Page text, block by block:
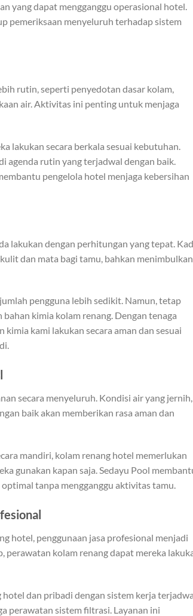
yang dapat mengganggu operasional hotel.
pemeriksaan menyeluruh terhadap sistem
rutin, seperti penyedotan dasar kolam,
air. Aktivitas ini penting untuk menjaga
lakukan secara berkala sesuai kebutuhan.
agenda rutin yang terjadwal dengan baik.
pengelola hotel menjaga kebersihan
lakukan dengan perhitungan yang tepat.
dan mata bagi tamu, bahkan menimbulkan
pengguna lebih sedikit. Namun, tetap
kimia kolam renang. Dengan tenaga
kami lakukan secara aman dan sesuai
secara menyeluruh. Kondisi air yang jernih,
baik akan memberikan rasa aman dan
mandiri, kolam renang hotel memerlukan
gunakan kapan saja. Sedayu Pool
tanpa mengganggu aktivitas tamu.
hotel, penggunaan jasa profesional menjadi
perawatan kolam renang dapat mereka
dan pribadi dengan sistem kerja
perawatan sistem filtrasi. Layanan ini